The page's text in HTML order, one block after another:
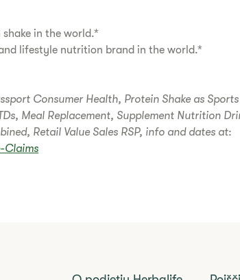
shake in the world.*
lifestyle nutrition brand in the world.*
Consumer Health, Protein Shake as
Meal Replacement, Supplement Nutrition
Retail Value Sales RSP, info and dates at:
Claims